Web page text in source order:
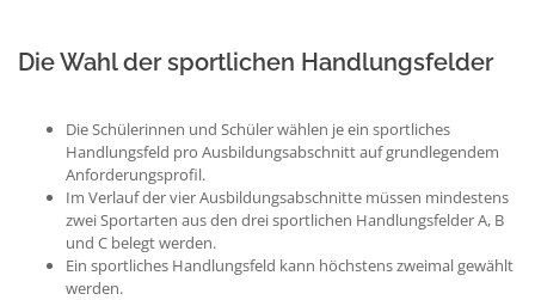
Die Wahl der sportlichen Handlungsfelder
Die Schülerinnen und Schüler wählen je ein sportliches
Handlungsfeld pro Ausbildungsabschnitt auf grundlegendem
Anforderungsprofil.
Im Verlauf der vier Ausbildungsabschnitte müssen mindestens
zwei Sportarten aus den drei sportlichen Handlungsfelder A, B
und C belegt werden.
Ein sportliches Handlungsfeld kann höchstens zweimal gewählt
werden.